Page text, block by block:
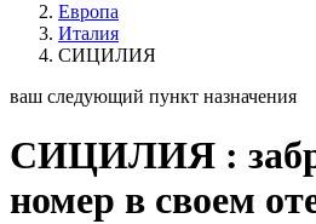
Европа
Италия
СИЦИЛИЯ
ваш следующий пункт назначения
СИЦИЛИЯ :
номер в своем